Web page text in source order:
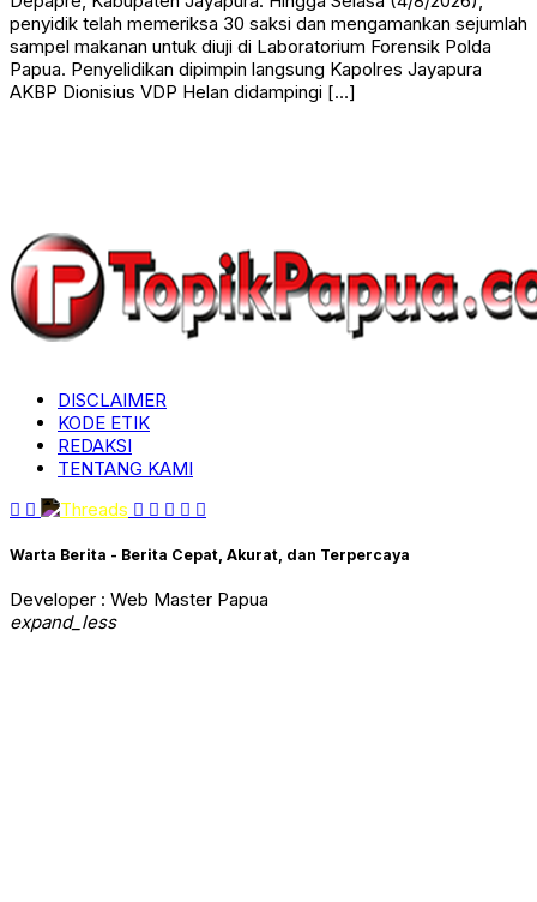
penyidik telah memeriksa 30 saksi dan mengamankan sejumlah
sampel makanan untuk diuji di Laboratorium Forensik Polda
Papua. Penyelidikan dipimpin langsung Kapolres Jayapura
AKBP Dionisius VDP Helan didampingi […]
DISCLAIMER
KODE ETIK
REDAKSI
TENTANG KAMI
Warta Berita - Berita Cepat, Akurat, dan Terpercaya
Developer : Web Master Papua
expand_less